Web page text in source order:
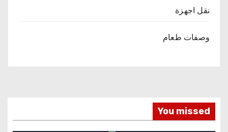
نقل اجهزة
وصفات طعام
You missed